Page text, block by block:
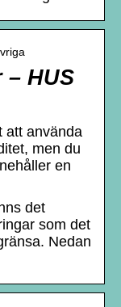
HUS
att använda
men du
en
det
som det
Nedan